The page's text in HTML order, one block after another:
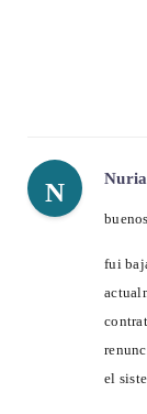
N Nuria
fui
el